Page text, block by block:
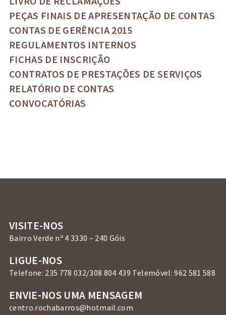
PEÇAS FINAIS DE APRESENTAÇÃO DE CONTAS
CONTAS DE GERÊNCIA 2015
REGULAMENTOS INTERNOS
FICHAS DE INSCRIÇÃO
CONTRATOS DE PRESTAÇÕES DE SERVIÇOS
RELATÓRIO DE CONTAS
CONVOCATÓRIAS
VISITE-NOS
Bairro Verde nº 4 3330 – 240 Góis
LIGUE-NOS
Telefone: 235 778 032/308 804 439 Telemóvel: 962 581 588
ENVIE-NOS UMA MENSAGEM
centro.rochabarros@hotmail.com